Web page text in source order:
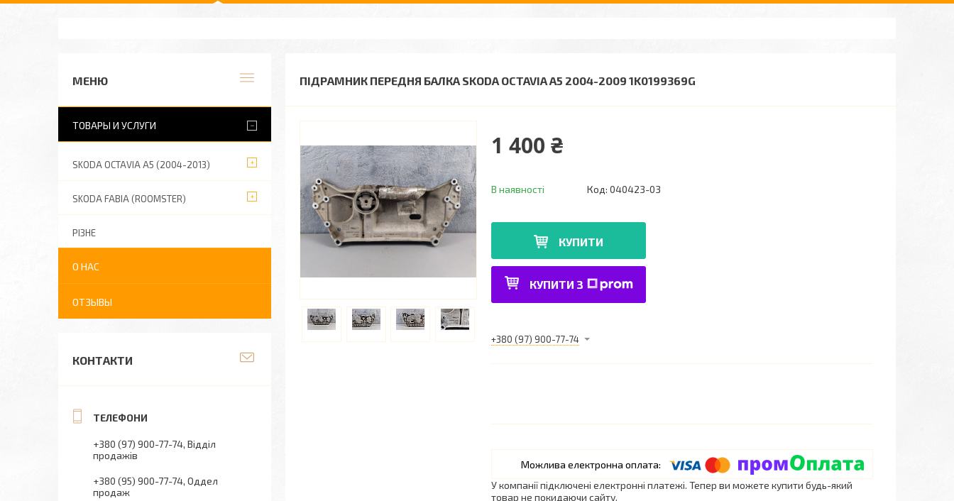
ПІДРАМНИК ПЕРЕДНЯ БАЛКА SKODA OCTAVIA A5 2004-2009 1K0199369G
1 400 ₴
В наявності Код: 040423-03
КУПИТИ
КУПИТИ З
+380 (97) 900-77-74
У компанії підключені електронні платежі. Тепер ви можете купити будь-який
товар не покидаючи сайту.
ТОВАРЫ И УСЛУГИ
SKODA OCTAVIA A5 (2004-2013)
SKODA FABIA (ROOMSTER)
РІЗНЕ
О НАС
ОТЗЫВЫ
КОНТАКТИ
+380 (97) 900-77-74 Відділ
продажів
+380 (95) 900-77-74 Оддел
продаж